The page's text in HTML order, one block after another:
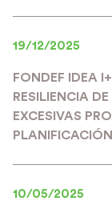
19/12/2025
FONDEF IDEA
RESILIENCIA
EXCESIVAS
10/05/2025